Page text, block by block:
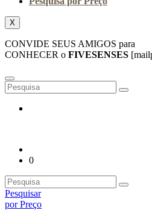
X
CONVIDE SEUS AMIGOS para
CONHECER o FIVESENSES
0
Pesquisar
por Preço